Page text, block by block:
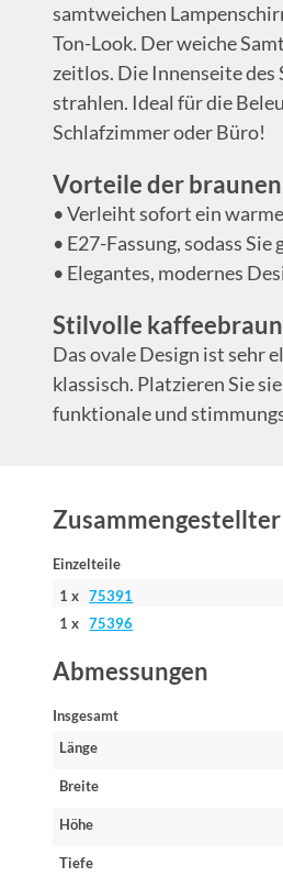
samtweichen
Ton-Look. Der weiche
zeitlos. Die Innenseite
strahlen. Ideal für die
Schlafzimmer oder Büro!
Vorteile der
• Verleiht sofort ein
• E27-Fassung, sodass
• Elegantes, modernes
Stilvolle
Das ovale Design ist sehr
klassisch. Platzieren Sie
funktionale und
Einzelteile
1 x75391
1 x75396
Abmessungen
Insgesamt
Länge
Breite
Höhe
Tiefe